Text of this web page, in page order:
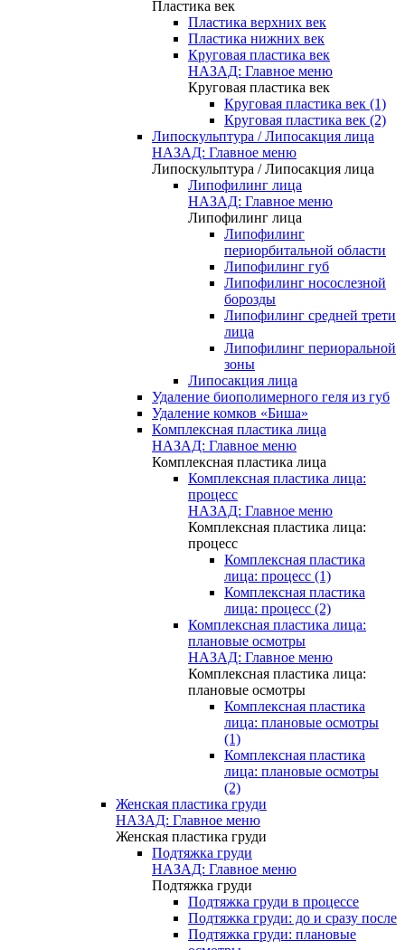
Пластика век
Пластика верхних век
Пластика нижних век
Круговая пластика век
НАЗАД: Главное меню
Круговая пластика век
Круговая пластика век (1)
Круговая пластика век (2)
Липоскульптура / Липосакция лица
НАЗАД: Главное меню
Липоскульптура / Липосакция лица
Липофилинг лица
НАЗАД: Главное меню
Липофилинг лица
Липофилинг
периорбитальной области
Липофилинг губ
Липофилинг носослезной
борозды
Липофилинг средней трети
лица
Липофилинг периоральной
зоны
Липосакция лица
Удаление биополимерного геля из губ
Удаление комков «Биша»
Комплексная пластика лица
НАЗАД: Главное меню
Комплексная пластика лица
Комплексная пластика лица:
процесс
НАЗАД: Главное меню
Комплексная пластика лица:
процесс
Комплексная пластика
лица: процесс (1)
Комплексная пластика
лица: процесс (2)
Комплексная пластика лица:
плановые осмотры
НАЗАД: Главное меню
Комплексная пластика лица:
плановые осмотры
Комплексная пластика
лица: плановые осмотры
(1)
Комплексная пластика
лица: плановые осмотры
(2)
Женская пластика груди
НАЗАД: Главное меню
Женская пластика груди
Подтяжка груди
НАЗАД: Главное меню
Подтяжка груди
Подтяжка груди в процессе
Подтяжка груди: до и сразу после
Подтяжка груди: плановые